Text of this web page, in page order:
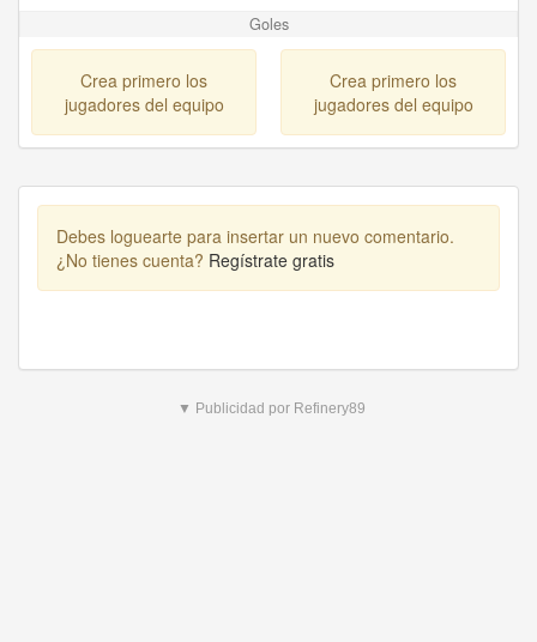
Goles
Crea primero los
jugadores del equipo
Crea primero los
jugadores del equipo
Debes loguearte para insertar un nuevo comentario.
¿No tienes cuenta? Regístrate gratis
▼ Publicidad por Refinery89